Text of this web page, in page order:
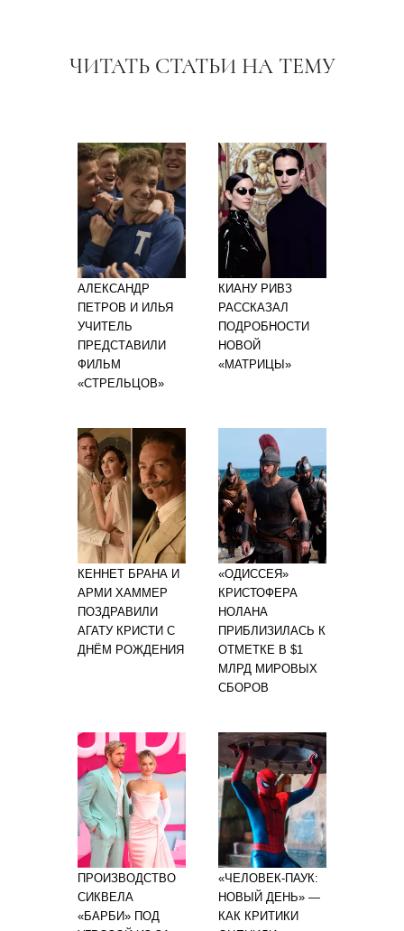
ЧИТАТЬ СТАТЬИ НА ТЕМУ
АЛЕКСАНДР
ПЕТРОВ И ИЛЬЯ
УЧИТЕЛЬ
ПРЕДСТАВИЛИ
ФИЛЬМ
«СТРЕЛЬЦОВ»
КИАНУ РИВЗ
РАССКАЗАЛ
ПОДРОБНОСТИ
НОВОЙ
«МАТРИЦЫ»
КЕННЕТ БРАНА И
АРМИ ХАММЕР
ПОЗДРАВИЛИ
АГАТУ КРИСТИ С
ДНЁМ РОЖДЕНИЯ
«ОДИССЕЯ»
КРИСТОФЕРА
НОЛАНА
ПРИБЛИЗИЛАСЬ К
ОТМЕТКЕ В $1
МЛРД МИРОВЫХ
СБОРОВ
ПРОИЗВОДСТВО
СИКВЕЛА
«БАРБИ» ПОД
«ЧЕЛОВЕК-ПАУК:
НОВЫЙ ДЕНЬ» —
КАК КРИТИКИ